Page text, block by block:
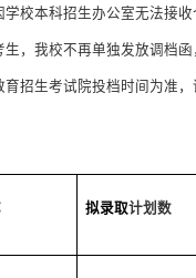
学校本科招生办公室无法接
生，我校不再单独发放调档函
育招生考试院投档时间为准，
拟录取计划数